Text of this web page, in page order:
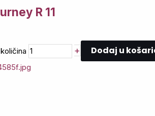
R 11
+ Dodaj u